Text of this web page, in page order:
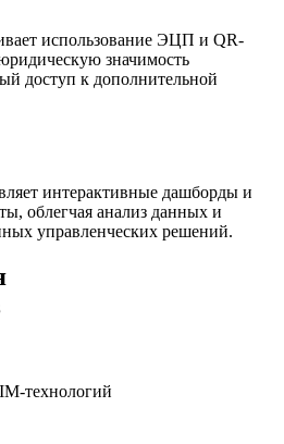
использование ЭЦП и QR-
значимость
доступ к дополнительной
интерактивные дашборды и
облегчая анализ данных и
управленческих решений.
технологий